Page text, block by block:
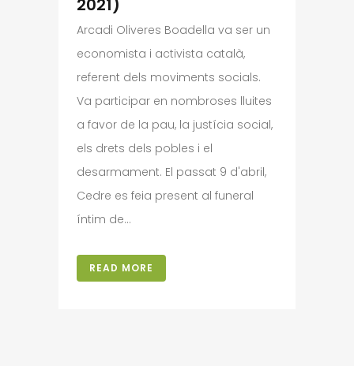
2021)
Arcadi Oliveres Boadella va ser un
economista i activista català,
referent dels moviments socials.
Va participar en nombroses lluites
a favor de la pau, la justícia social,
els drets dels pobles i el
desarmament. El passat 9 d'abril,
Cedre es feia present al funeral
íntim de...
READ MORE